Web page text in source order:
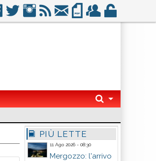
PIÙ LETTE
11 Ago 2026 - 08:30
Mergozzo: l'arrivo